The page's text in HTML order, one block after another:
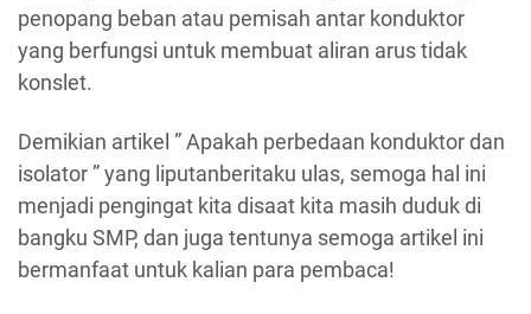
penopang beban atau pemisah antar konduktor
yang berfungsi untuk membuat aliran arus tidak
konslet.
Demikian artikel ” Apakah perbedaan konduktor dan
isolator ” yang liputanberitaku ulas, semoga hal ini
menjadi pengingat kita disaat kita masih duduk di
bangku SMP, dan juga tentunya semoga artikel ini
bermanfaat untuk kalian para pembaca!